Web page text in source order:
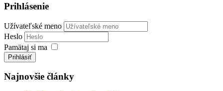
Prihlásenie
Užívateľské meno
Heslo
Pamätaj si ma
Prihlásiť
Najnovšie články